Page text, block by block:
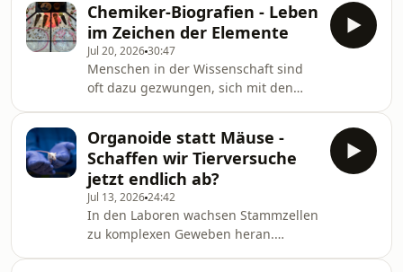
ME/CFS eine Herausforderung sein
können, bieten wir für dieses Feature
eine reizreduzierte Fassung an.
Weingart, Christopher
www.deutschlandfunk.de,
Wissenschaft im Brennpunkt
Chemiker-Biografien - Leben
im Zeichen der Elemente
Jul 20, 202630:47
Menschen in der Wissenschaft sind
oft dazu gezwungen, sich mit den
des NS-Regimes. Zwei
Neuerscheinungen werfen einen Blick
auf das bewegte Leben von
Chemikern. Röhrlich, Dagmar; Lange,
Michael; Reuning, Arndt
www.deutschlandfunk.de,
Wissenschaft im Brennpunkt
Organoide statt Mäuse -
Schaffen wir Tierversuche
jetzt endlich ab?
Jul 13, 202624:42
In den Laboren wachsen Stammzellen
zu komplexen Geweben heran.